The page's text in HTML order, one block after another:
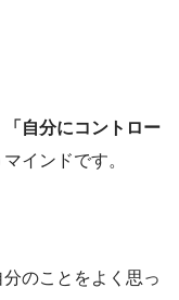
「自分にコントロー
インドです。
のことをよく思っ